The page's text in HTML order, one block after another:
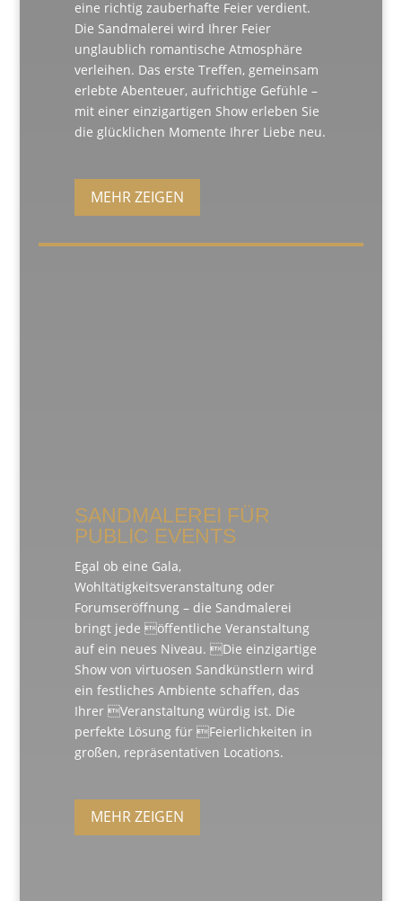
eine richtig zauberhafte Feier verdient.
Die Sandmalerei wird Ihrer Feier
unglaublich romantische Atmosphäre
verleihen. Das erste Treffen, gemeinsam
erlebte Abenteuer, aufrichtige Gefühle –
mit einer einzigartigen Show erleben Sie
die glücklichen Momente Ihrer Liebe neu.
MEHR ZEIGEN
SANDMALEREI FÜR
PUBLIC EVENTS
Egal ob eine Gala,
Wohltätigkeitsveranstaltung oder
Forumseröffnung – die Sandmalerei
bringt jede öffentliche Veranstaltung
auf ein neues Niveau. Die einzigartige
Show von virtuosen Sandkünstlern wird
ein festliches Ambiente schaffen, das
Ihrer Veranstaltung würdig ist. Die
perfekte Lösung für Feierlichkeiten in
großen, repräsentativen Locations.
MEHR ZEIGEN